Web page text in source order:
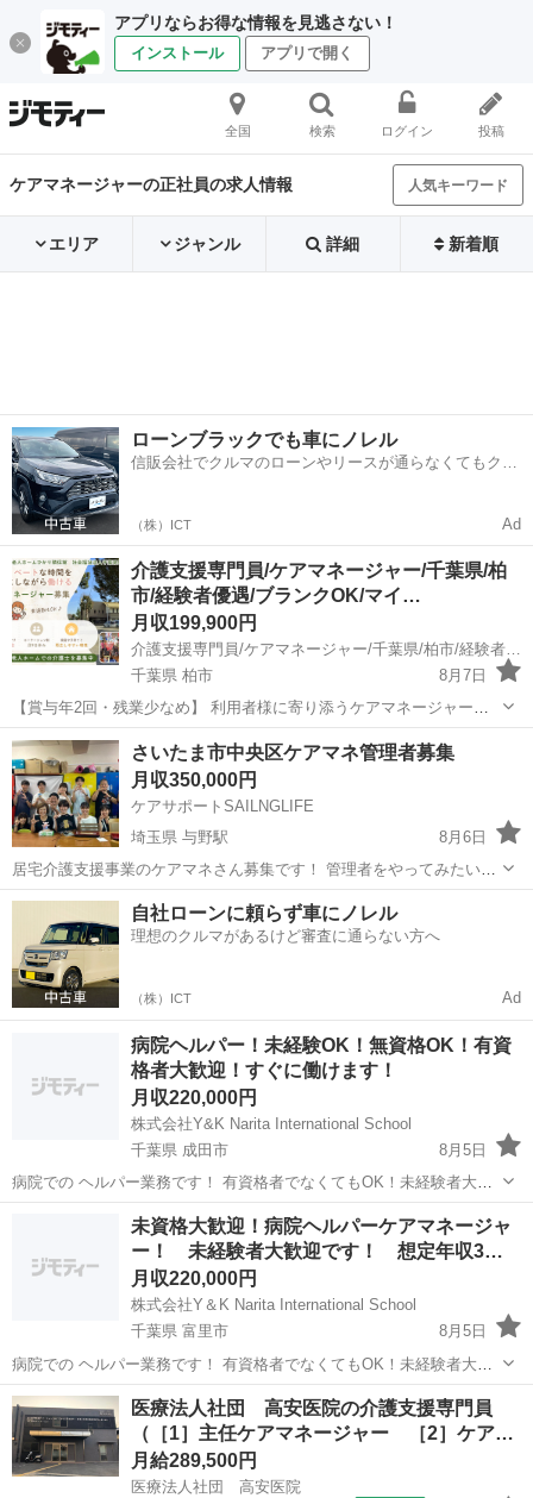
アプリならお得な情報を見逃さない！
インストール アプリで開く
全国 検索 ログイン 投稿
ケアマネージャーの正社員の求人情報 人気キーワード
エリア ジャンル 詳細 新着順
ローンブラックでも車にノレル
信販会社でクルマのローンやリースが通らなくてもクル
（株）ICT Ad
介護支援専門員/ケアマネージャー/千葉県/柏
市/経験者優遇/ブランクOK/マイ…
月収199,900円
介護支援専門員/ケアマネージャー/千葉県/柏市/経験者優遇/ブランクOK/マイカー通勤OK/交通費支給/昇給あり/賞与あり/住宅手当あり/退職金制度あり/福利厚生充実
千葉県 柏市
8月7日
【賞与年2回・残業少なめ】 利用者様に寄り添うケアマネージャー募
集！有給も取得しやすく、プライベートとの両立も可能。無理なく長
く働きながら、しっかりスキルアップできる職場です。 地域に寄り添
う福祉施設で、あなたの経験...
千葉 柏市 ケアマネージャー
さいたま市中央区ケアマネ管理者募集
月収350,000円
ケアサポートSAILNGLIFE
埼玉県 与野駅
8月6日
居宅介護支援事業のケアマネさん募集です！ 管理者をやってみたい方
も大歓迎です。 訪問看護を併設しており協力しながら業務に向き合う
ことができます。 土日祝日完全休みの 年間休日120日です！！ 残業も
年間通してありません...
埼玉 さいたま市 ケアマネージャー
自社ローンに頼らず車にノレル
理想のクルマがあるけど審査に通らない方へ
（株）ICT Ad
病院ヘルパー！未経験OK！無資格OK！有資
格者大歓迎！すぐに働けます！
月収220,000円
株式会社Y&K Narita International School
千葉県 成田市
8月5日
病院での ヘルパー業務です！ 有資格者でなくてもOK！未経験者大歓
迎です！ 年齢不問！ 基本給:基本給:157,000~ +調整手当8,000円 資格
手当:介護福祉士:3,000円 初任者研修...
ケアマネージャー
未資格大歓迎！病院ヘルパーケアマネージャ
ー！ 未経験者大歓迎です！ 想定年収3…
月収220,000円
株式会社Y＆K Narita International School
千葉県 富里市
8月5日
病院での ヘルパー業務です！ 有資格者でなくてもOK！未経験者大歓
迎です！ 今年卒業予定の高校3年生や新卒の方も大歓迎です！ 外国籍
の方も大歓迎です！ 働きながら資格を取得していただければ、給料や
手当なども上がっ...
千葉 富里市 ケアマネージャー ヘルパー
医療法人社団 高安医院の介護支援専門員
（［1］主任ケアマネージャー ［2］ケア…
月給289,500円
医療法人社団 高安医院